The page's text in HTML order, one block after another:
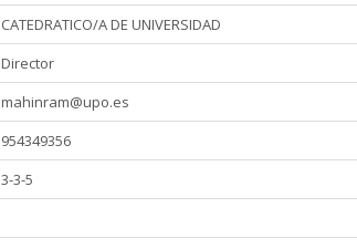
CATEDRATICO/A DE UNIVERSIDAD
Director
mahinram@upo.es
954349356
3-3-5